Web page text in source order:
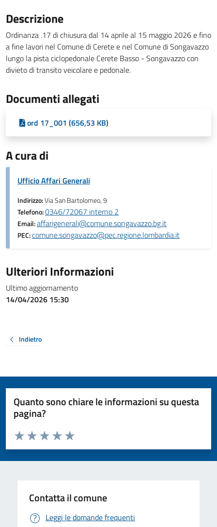
Descrizione
Ordinanza .17 di chiusura dal 14 aprile al 15 maggio 2026 e fino
a fine lavori nel Comune di Cerete e nel Comune di Songavazzo
lungo la pista ciclopedonale Cerete Basso - Songavazzo con
divieto di transito veicolare e pedonale.
Documenti allegati
ord 17_001 (656,53 KB)
A cura di
Ufficio Affari Generali
Indirizzo:Via San Bartolomeo, 9
Telefono:0346/72067 interno 2
Email:affarigenerali@comune.songavazzo.bg.it
PEC:comune.songavazzo@pec.regione.lombardia.it
Ulteriori Informazioni
Ultimo aggiornamento
14/04/2026 15:30
Indietro
Quanto sono chiare le informazioni su questa
pagina?
Valuta da 1 a 5 stelle la pagina
Valuta 5 stelle su 5
Valuta 4 stelle su 5
Valuta 3 stelle su 5
Valuta 2 stelle su 5
Valuta 1 stelle su 5
Contatta il comune
Leggi le domande frequenti